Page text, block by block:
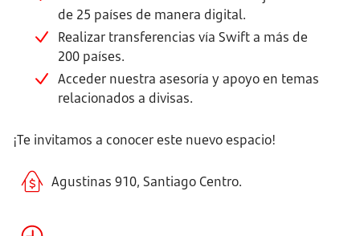
de 25 países de manera digital.
Realizar transferencias vía Swift a más de
200 países.
Acceder nuestra asesoría y apoyo en temas
relacionados a divisas.
¡Te invitamos a conocer este nuevo espacio!
Agustinas 910, Santiago Centro.